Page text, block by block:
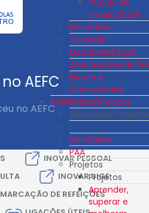
Ensaio 25/26
Novidades
Tutoriais
Documentação
Associações de
Escola e
Comunidade
Atividades/Projetos
Atividades/
Novidades
PAA
Projetos
Projetos
Aprender,
superar e
AEFC
no AEFC
INOVAR PESSOAL
INOVAR SIGE
MARCAÇÃO DE REFEIÇÕES